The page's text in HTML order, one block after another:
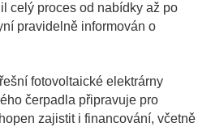
celý proces od nabídky až po
pravidelně informován o
fotovoltaické elektrárny
čerpadla připravuje pro
zajistit i financování, včetně